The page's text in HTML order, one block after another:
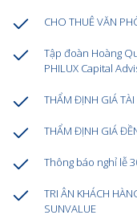
CHO THUÊ VĂN
Tập đoàn Hoàng
PHILUX Capital
THẨM ĐỊNH GIÁ
THẨM ĐỊNH GIÁ
Thông báo nghỉ lễ
TRI ÂN KHÁCH
SUNVALUE